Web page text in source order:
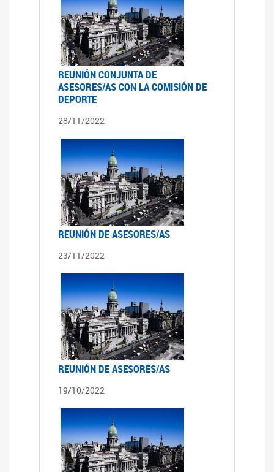
REUNIÓN CONJUNTA DE
ASESORES/AS CON LA COMISIÓN DE
DEPORTE
28/11/2022
REUNIÓN DE ASESORES/AS
23/11/2022
REUNIÓN DE ASESORES/AS
19/10/2022